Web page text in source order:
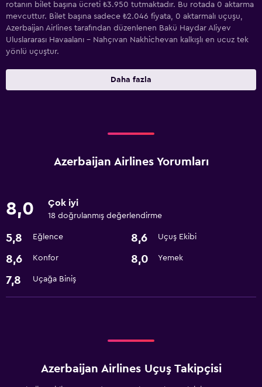
rotanın bilet başına ücreti ₺3.950 tutmaktadır. Bu rotada 0 aktarma
mevcuttur. Bilet başına sadece ₺2.046 fiyata, 0 aktarmalı uçuşu,
Azerbaijan Airlines tarafından düzenlenen Bakü Haydar Aliyev
Uluslararası Havaalanı - Nahçıvan Nakhichevan kalkışlı en ucuz tek
yönlü uçuştur.
Daha fazla
Azerbaijan Airlines Yorumları
8,0 Çok iyi
18 doğrulanmış değerlendirme
5,8 Eğlence 8,6 Uçuş Ekibi
8,6 Konfor 8,0 Yemek
7,8 Uçağa Biniş
Azerbaijan Airlines Uçuş Takipçisi